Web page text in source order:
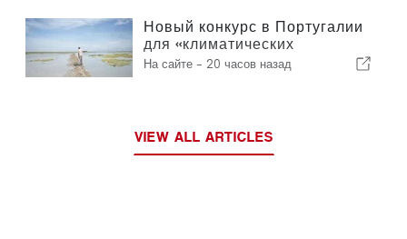
Новый конкурс в Португалии
для «климатических
беженцев»
На сайте - 20 часов назад
VIEW ALL ARTICLES